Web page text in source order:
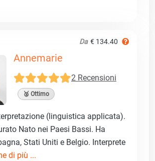
Da € 134.40
Annemarie
2 Recensioni
🥈 Ottimo
(linguistica applicata).
Nato nei Paesi Bassi. Ha
Stati Uniti e Belgio. Interprete
di più ...